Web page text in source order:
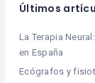
Últimos
La Terapia
en España
Ecógrafos y